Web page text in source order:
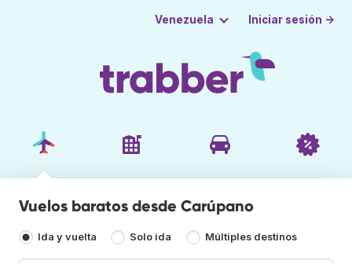
Venezuela Iniciar sesión →
Vuelos baratos desde Carúpano
Ida y vuelta Solo ida Múltiples destinos